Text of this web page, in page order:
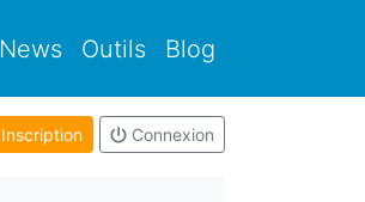
News Outils Blog
Inscription Connexion